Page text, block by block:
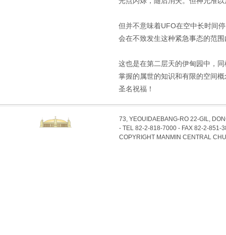
但并不意味着UFO在空中长时间
会在不致发生这种紧急事态的范
这也是在第二层天的伊甸园中，
掌握的属世的知识和有限的空间
圣名祝福！
73, YEOUIDAEBANG-RO 22-GIL,
- TEL 82-2-818-7000 - FAX 82-2-851-
COPYRIGHT MANMIN CENTRAL